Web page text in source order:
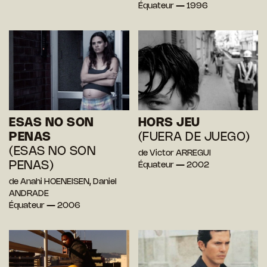
Équateur — 1996
ESAS NO SON
PENAS
(ESAS NO SON
PENAS)
de Anahi HOENEISEN, Daniel
ANDRADE
Équateur — 2006
HORS JEU
(FUERA DE JUEGO)
de Victor ARREGUI
Équateur — 2002